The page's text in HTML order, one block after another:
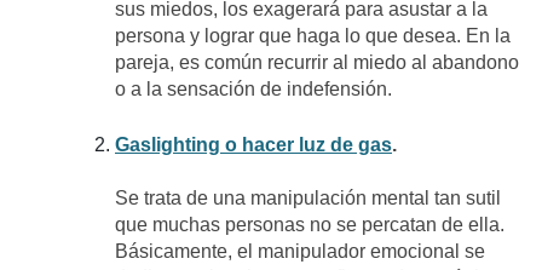
sus miedos, los exagerará para asustar a la
persona y lograr que haga lo que desea. En la
pareja, es común recurrir al miedo al abandono
o a la sensación de indefensión.
Gaslighting o hacer luz de gas.
Se trata de una manipulación mental tan sutil
que muchas personas no se percatan de ella.
Básicamente, el manipulador emocional se